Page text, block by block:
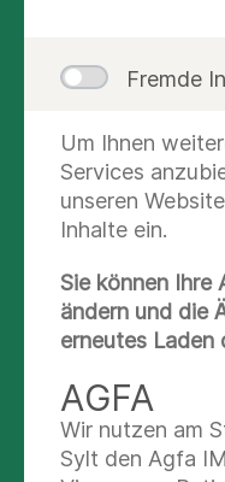
01
Im
02
SEP
Das
Alle
Fremde
Um Ihnen
Services
unseren
Inhalte ein.
Sie können Ihre
ändern und die
erneutes Laden
AGFA
Wir nutzen am
Sylt den Agfa